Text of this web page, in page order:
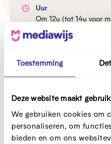
Toestemming
Deze website maakt
We gebruiken cookies om
personaliseren, om
bieden en om ons
Uur
Om 12u (tot 14u voor
voor leidinggevenden)
Gratis, inschrijven
Locatie
Medewerkers in zorg
versterken rond digitale